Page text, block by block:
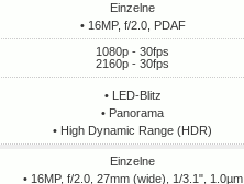
Einzelne
• 16MP, f/2.0, PDAF
1080p - 30fps
2160p - 30fps
• LED-Blitz
• Panorama
• High Dynamic Range (HDR)
Einzelne
• 16MP, f/2.0, 27mm (wide), 1/3.1", 1.0µm